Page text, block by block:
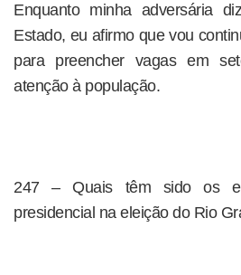
Enquanto minha adversária
Estado, eu afirmo que vou
para preencher vagas em
atenção à população.
247 – Quais têm sido os
presidencial na eleição do Rio